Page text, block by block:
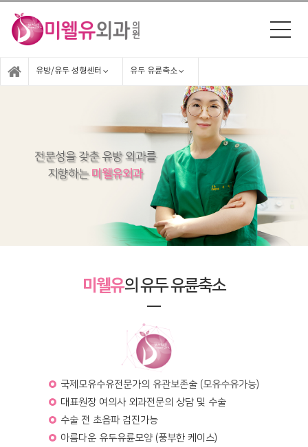
유방/유두 성형센터 유두 유륜축소
전문성을 갖춘 유방 외과를
지향하는미웰유외과
미웰유의 유두 유륜축소
국제모유수유전문가의 유관보존술 (모유수유가능)
대표원장 여의사 외과전문의 상담 및 수술
수술 전 초음파 검진가능
아름다운 유두유륜모양 (풍부한 케이스)